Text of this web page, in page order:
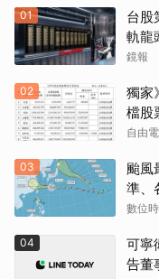
01
台股
軌龍
鏡報
02
獨家
檔股
自由
03
颱風
準、
數位
04
可寧
告董